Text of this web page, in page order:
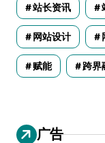
站长资讯
网站设计
赋能 跨界
广告